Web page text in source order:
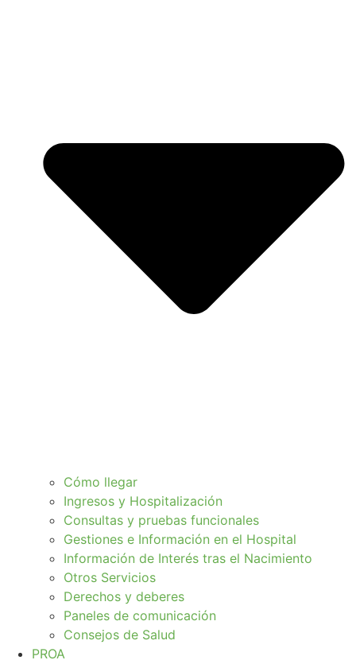
Cómo llegar
Ingresos y Hospitalización
Consultas y pruebas funcionales
Gestiones e Información en el Hospital
Información de Interés tras el Nacimiento
Otros Servicios
Derechos y deberes
Paneles de comunicación
Consejos de Salud
PROA